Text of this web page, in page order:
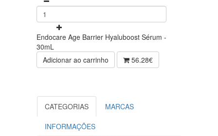
Endocare Age Barrier Hyaluboost Sérum -
30mL
Adicionar ao carrinho
56.28€
CATEGORIAS MARCAS
INFORMAÇÕES